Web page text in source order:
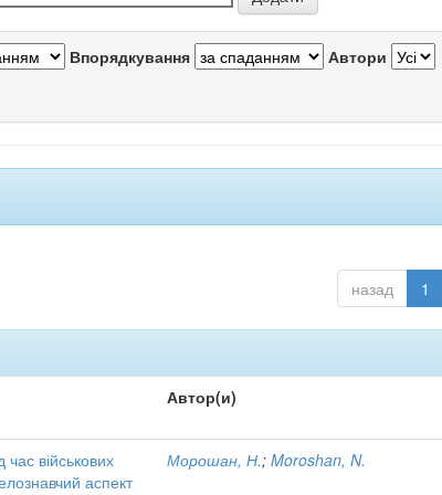
Впорядкування Автори
назад 1
Автор(и)
час військових
аспект
Морошан, Н.;Moroshan, N.